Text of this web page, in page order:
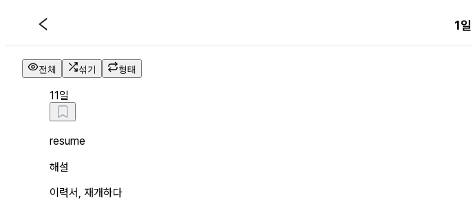
1일 해설 페이지 1일
전체 섞기 형태
11일
resume
해설
이력서, 재개하다